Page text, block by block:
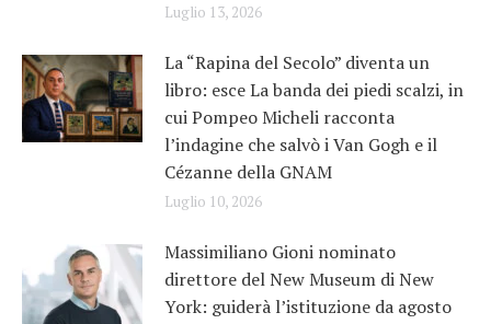
Luglio 13, 2026
La “Rapina del Secolo” diventa un
libro: esce La banda dei piedi scalzi, in
cui Pompeo Micheli racconta
l’indagine che salvò i Van Gogh e il
Cézanne della GNAM
Luglio 10, 2026
Massimiliano Gioni nominato
direttore del New Museum di New
York: guiderà l’istituzione da agosto